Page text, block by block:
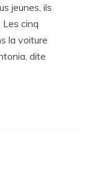
jeunes, ils
cinq
la voiture
dite